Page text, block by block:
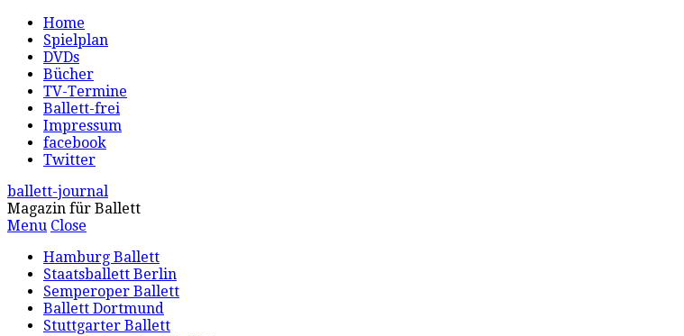
Home
Spielplan
DVDs
Bücher
TV-Termine
Ballett-frei
Impressum
facebook
Twitter
ballett-journal
Magazin für Ballett
Menu Close
Hamburg Ballett
Staatsballett Berlin
Semperoper Ballett
Ballett Dortmund
Stuttgarter Ballett